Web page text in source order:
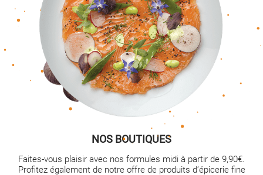
NOS BOUTIQUES
Faites-vous plaisir avec nos formules midi à partir de 9,90€.
Profitez également de notre offre de produits d’épicerie fine